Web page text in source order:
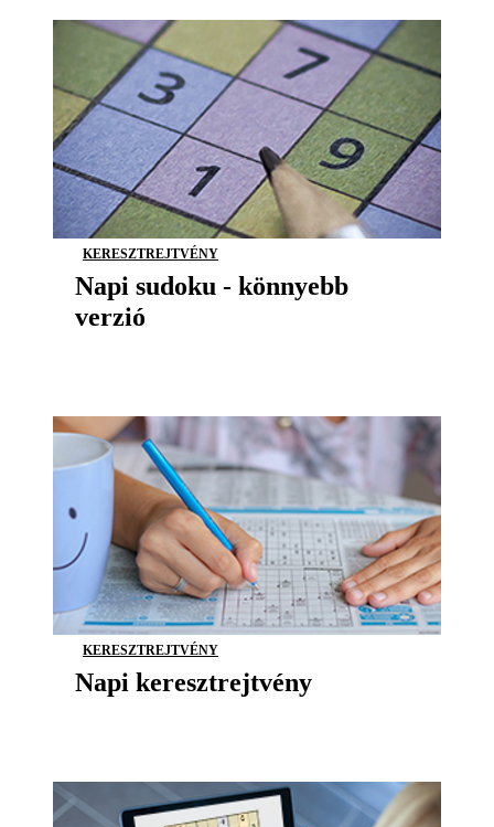
KERESZTREJTVÉNY
Napi sudoku - könnyebb
verzió
KERESZTREJTVÉNY
Napi keresztrejtvény